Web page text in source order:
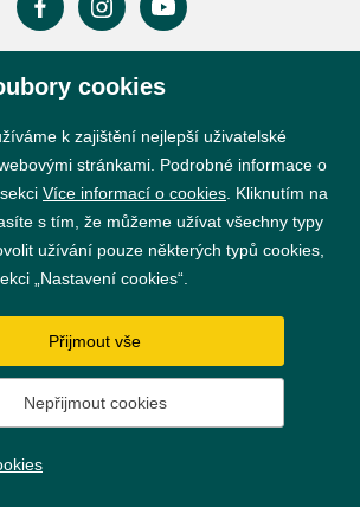
Prohlášení o přístupnosti
GDPR
Nastavení cookies
cookies
k zajištění nejlepší uživatelské
stránkami. Podrobné informace o
Více informací o cookies . Kliknutím na
s tím, že můžeme užívat všechny typy
užívání pouze některých typů cookies,
„Nastavení cookies“.
Přijmout vše
Nepřijmout cookies